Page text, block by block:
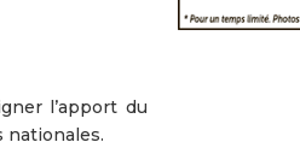
l’apport du
nationales.